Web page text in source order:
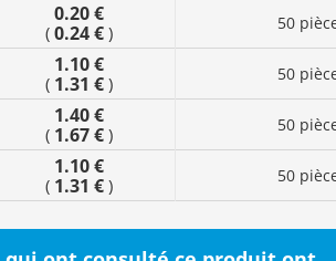
0.20 €
( 0.24 € ) 50
1.10 €
( 1.31 € ) 50
1.40 €
( 1.67 € ) 50
1.10 €
( 1.31 € ) 50